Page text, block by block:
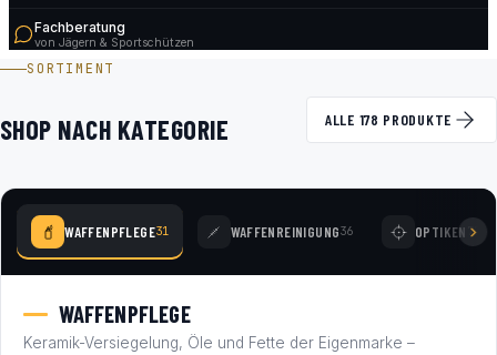
Fachberatung
von Jägern & Sportschützen
SORTIMENT
SHOP NACH KATEGORIE ALLE 178 PRODUKTE
WAFFENPFLEGE31 WAFFENREINIGUNG36 OPTIKEN 77
WAFFENPFLEGE
Keramik-Versiegelung, Öle und Fette der Eigenmarke –